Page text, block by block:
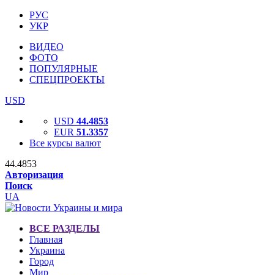
РУС
УКР
ВИДЕО
ФОТО
ПОПУЛЯРНЫЕ
СПЕЦПРОЕКТЫ
USD
USD 44.4853
EUR 51.3357
Все курсы валют
44.4853
Авторизация
Поиск
UA
ВСЕ РАЗДЕЛЫ
Главная
Украина
Город
Мир